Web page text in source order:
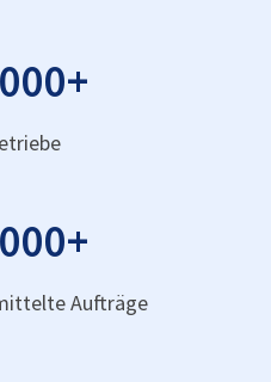
+
+
Aufträge